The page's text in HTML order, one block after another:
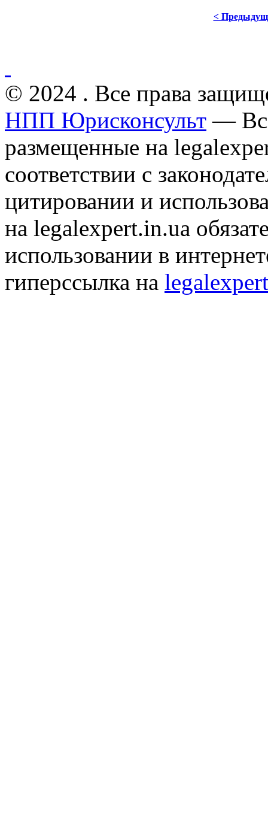
<
© 2024 . Все права
НПП Юрисконсульт —
размещенные на
соответствии с
цитировании и
на legalexpert.in.ua
использовании в
гиперссылка на